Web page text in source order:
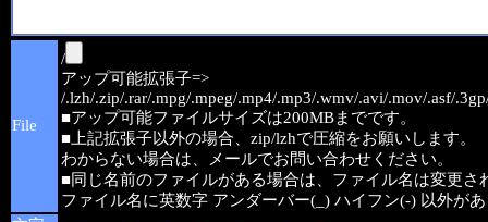
File
/
アップ可能拡張子=>
/.lzh/.zip/.rar/.mpg/.mpeg/.mp4/.mp3/.wmv/.avi/.mov/.asf/
■アップ可能ファイルサイズは200MBまでです。
■上記拡張子以外の場合、zip/lzhで圧縮をお願いします。
わからない場合は、メールでお問い合わせください。
■同じ名前のファイルがある場合は、ファイル名は変更さ
ファイル名に英数字 アンダーバー(_) ハイフン(-) 以外が